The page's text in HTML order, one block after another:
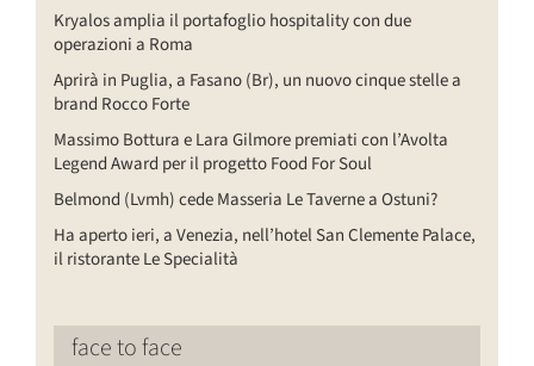
Kryalos amplia il portafoglio hospitality con due
operazioni a Roma
Aprirà in Puglia, a Fasano (Br), un nuovo cinque stelle a
brand Rocco Forte
Massimo Bottura e Lara Gilmore premiati con l’Avolta
Legend Award per il progetto Food For Soul
Belmond (Lvmh) cede Masseria Le Taverne a Ostuni?
Ha aperto ieri, a Venezia, nell’hotel San Clemente Palace,
il ristorante Le Specialità
face to face